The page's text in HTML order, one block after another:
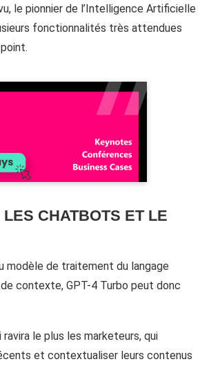
le pionnier de l’Intelligence Artificielle
fonctionnalités très attendues
CHATBOTS ET LE
modèle de traitement du langage
contexte, GPT-4 Turbo peut donc
ravira le plus les marketeurs, qui
et contextualiser leurs contenus